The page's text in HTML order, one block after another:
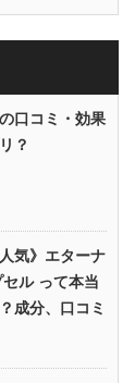
口コミ・効果
？
気》エターナ
ル って本当
成分、口コミ